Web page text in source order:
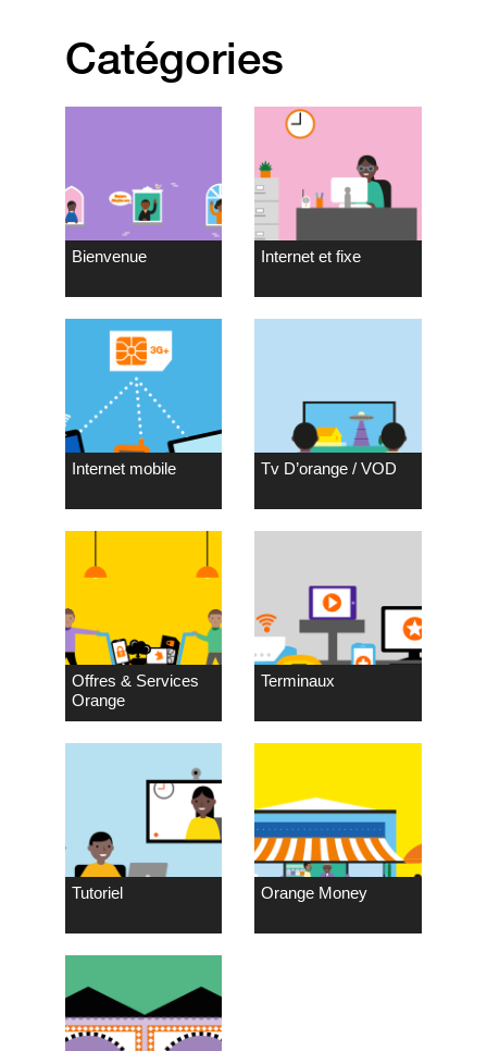
Catégories
Bienvenue Internet et fixe
Internet mobile Tv D’orange / VOD
Offres & Services
Orange
Terminaux
Tutoriel Orange Money